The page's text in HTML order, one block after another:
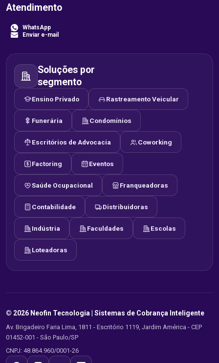
Atendimento
WhatsApp
Enviar e-mail
Soluções por
segmento
Ensino Privado Rastreamento Veicular
Funerária Condomínios
Escritórios de Advocacia Coworking
Factoring Eventos
Saúde Ocupacional Franqueadoras
Contabilidade Distribuidoras
Indústria Faculdades Escolas
Loteadoras
© 2026 Neofin Tecnologia | Sistemas de Cobrança Inteligente
Av. Brigadeiro Faria Lima, 1811 - Escritório 1119, Jardim América - CEP
01452-001 - São Paulo/SP
CNPJ: 48.864.960/0001-26